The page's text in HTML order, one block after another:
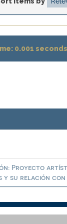
0.001
Proyecto
y su relación